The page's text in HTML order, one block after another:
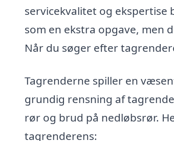
servicekvalitet og
som en ekstra opgave, men
Når du søger efter
Tagrenderne spiller en
grundig rensning af
rør og brud på nedløbsrør.
tagrenderens: